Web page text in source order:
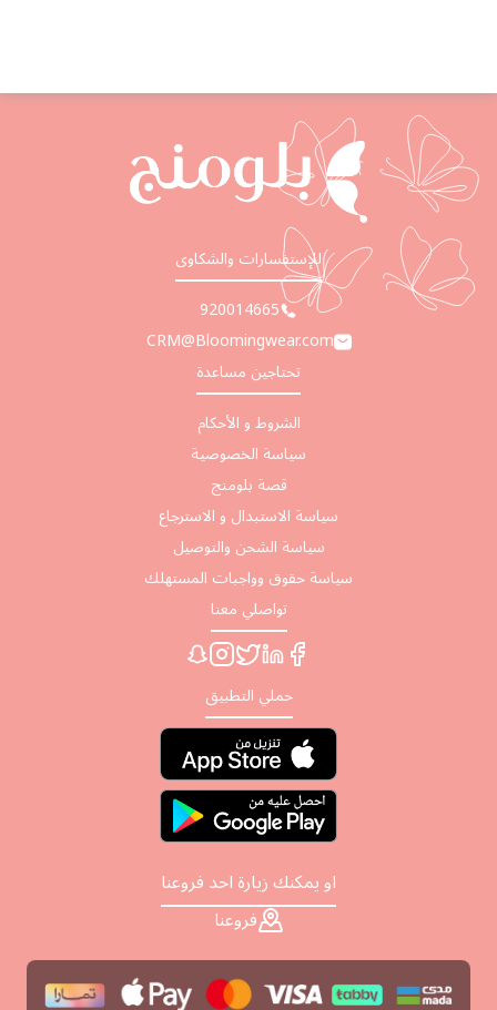
للإستفسارات والشكاوى
920014665
CRM@Bloomingwear.com
تحتاجين مساعدة
الشروط و الأحكام
سياسة الخصوصية
قصة بلومنج
سياسة الاستبدال و الاسترجاع
سياسة الشحن والتوصيل
سياسة حقوق وواجبات المستهلك
تواصلي معنا
حملي التطبيق
او يمكنك زيارة احد فروعنا
فروعنا